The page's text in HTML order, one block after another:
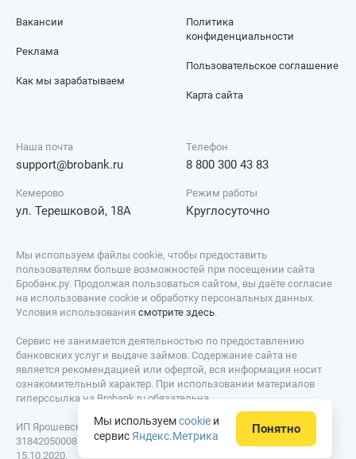
Вакансии
Реклама
Как мы зарабатываем
Политика
конфиденциальности
Пользовательское соглашение
Карта сайта
Наша почта
support@brobank.ru
Телефон
8 800 300 43 83
Кемерово
ул. Терешковой, 18А
Режим работы
Круглосуточно
Мы используем файлы cookie, чтобы предоставить
пользователям больше возможностей при посещении сайта
Бробанк.ру. Продолжая пользоваться сайтом, вы даёте согласие
на использование cookie и обработку персональных данных.
Условия использования смотрите здесь.
Сервис не занимается деятельностью по предоставлению
банковских услуг и выдаче займов. Содержание сайта не
является рекомендацией или офертой, вся информация носит
ознакомительный характер. При использовании материалов
гиперссылка на Brobank.ru обязательна.
ИП Ярошевский Д.И. ИНН: 423082922740. ОГРНИП:
318420500081301. Свидетельство на товарный знак № 779639 от
15.10.2020.
Мы используемcookie и
сервис Яндекс.Метрика Понятно